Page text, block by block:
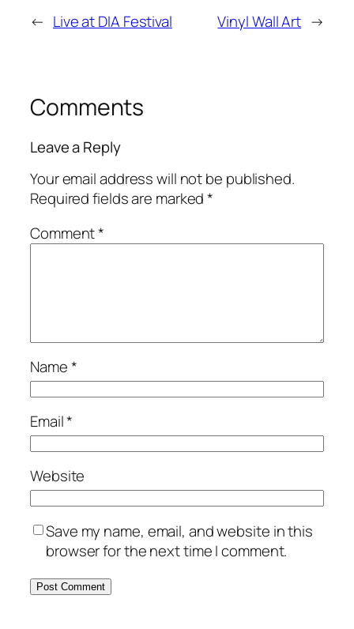
← Live at DIA Festival Vinyl Wall Art →
Comments
Leave a Reply
Your email address will not be published.
Required fields are marked*
Comment*
Name*
Email*
Website
Save my name, email, and website in this
browser for the next time I comment.